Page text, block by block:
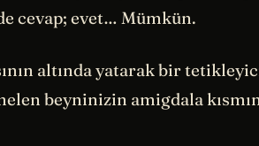
cevap; evet… Mümkün.
altında yatarak bir
beyninizin amigdala